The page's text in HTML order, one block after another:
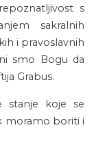
s
sakralnih
i pravoslavnih
smo Bogu da
Grabus.
stanje koje se
moramo boriti i